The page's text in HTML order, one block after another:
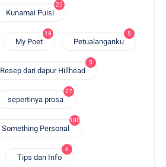
Kunamai Puisi
22
My Poet
18
Petualanganku
5
Resep dari dapur Hillhead
5
sepertinya prosa
27
Something Personal
180
Tips dan Info
6